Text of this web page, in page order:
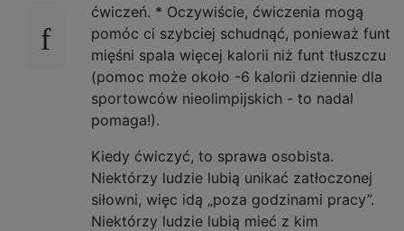
ćwiczeń. * Oczywiście, ćwiczenia mogą
pomóc ci szybciej schudnąć, ponieważ funt
mięśni spala więcej kalorii niż funt tłuszczu
(pomoc może około -6 kalorii dziennie dla
sportowców nieolimpijskich - to nadal
pomaga!).
Kiedy ćwiczyć, to sprawa osobista.
Niektórzy ludzie lubią unikać zatłoczonej
siłowni, więc idą „poza godzinami pracy”.
Niektórzy ludzie lubią mieć z kim